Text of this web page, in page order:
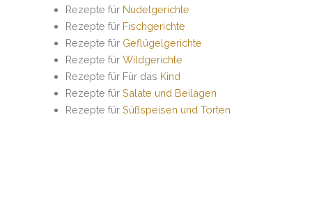
Rezepte für Nudelgerichte
Rezepte für Fischgerichte
Rezepte für Geflügelgerichte
Rezepte für Wildgerichte
Rezepte für Für das Kind
Rezepte für Salate und Beilagen
Rezepte für Süßspeisen und Torten